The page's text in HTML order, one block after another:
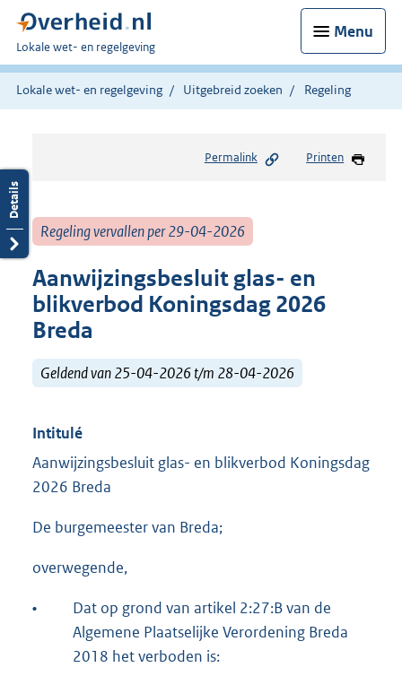
Menu
U
bent
hier:
Lokale wet- en regelgeving
Lokale wet- en regelgeving Uitgebreid zoeken Regeling
Permalink Printen
Regeling vervallen per 29-04-2026
Aanwijzingsbesluit glas- en
blikverbod Koningsdag 2026
Breda
Geldend van 25-04-2026 t/m 28-04-2026
Intitulé
Aanwijzingsbesluit glas- en blikverbod Koningsdag
2026 Breda
De burgemeester van Breda;
overwegende,
•
Dat op grond van artikel 2:27:B van de
Algemene Plaatselijke Verordening Breda
2018 het verboden is: